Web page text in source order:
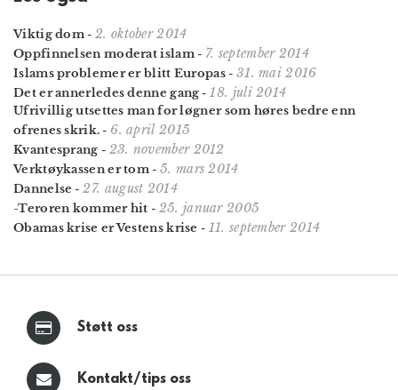
Viktig dom - 2. oktober 2014
Oppfinnelsen moderat islam- 7. september 2014
Islams problemer er blitt Europas- 31. mai 2016
Det er annerledes denne gang -18. juli 2014
Ufrivillig utsettes man for løgner som høres bedre enn
ofrenes skrik. - 6. april 2015
Kvantesprang - 23. november 2012
Verktøykassen er tom - 5. mars 2014
Dannelse -27. august 2014
-Teroren kommer hit - 25. januar 2005
Obamas krise er Vestens krise - 11. september 2014
Støtt oss
Kontakt/tips oss